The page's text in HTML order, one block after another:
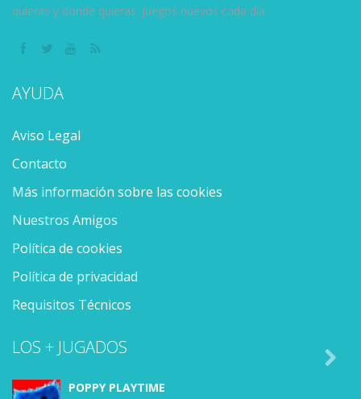
quieras y donde quieras. Juegos nuevos cada día.
AYUDA
Aviso Legal
Contacto
Más información sobre las cookies
Nuestros Amigos
Política de cookies
Política de privacidad
Requisitos Técnicos
LOS + JUGADOS
POPPY PLAYTIME
